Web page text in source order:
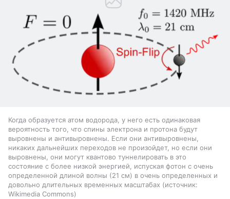
Когда образуется атом водорода, у него есть одинаковая
вероятность того, что спины электрона и протона будут
выровнены и антивыровнены. Если они антивыровнены,
никаких дальнейших переходов не произойдет, но если они
выровнены, они могут квантово туннелировать в это
состояние с более низкой энергией, испуская фотон с очень
определенной длиной волны (21 см) в очень определенных и
довольно длительных временных масштабах
источник:
Wikimedia Commons